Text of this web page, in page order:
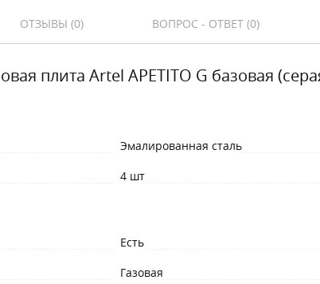
ОТЗЫВЫ (0) ВОПРОС - ОТВЕТ (0)
плита Artel APETITO G базовая
Эмалированная сталь
4 шт
Есть
Газовая